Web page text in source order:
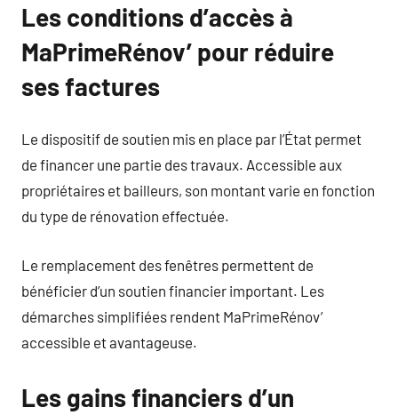
Les conditions d’accès à
MaPrimeRénov’ pour réduire
ses factures
Le dispositif de soutien mis en place par l’État permet
de financer une partie des travaux. Accessible aux
propriétaires et bailleurs, son montant varie en fonction
du type de rénovation effectuée.
Le remplacement des fenêtres permettent de
bénéficier d’un soutien financier important. Les
démarches simplifiées rendent MaPrimeRénov’
accessible et avantageuse.
Les gains financiers d’un